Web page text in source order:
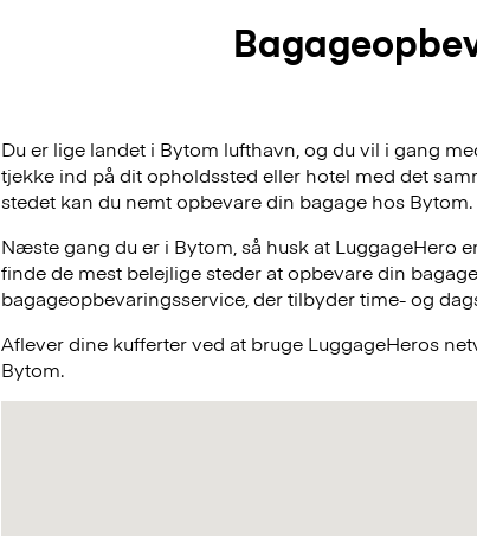
Du er lige landet i Bytom lufthavn, og du vil i gang
tjekke ind på dit opholdssted eller hotel med det
stedet kan du nemt opbevare din bagage hos Bytom.
Næste gang du er i Bytom, så husk at LuggageHero
finde de mest belejlige steder at opbevare din
bagageopbevaringsservice, der tilbyder time- og
Aflever dine kufferter ved at bruge LuggageHeros
Bytom.